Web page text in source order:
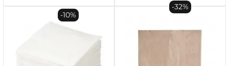
-10%
-32%